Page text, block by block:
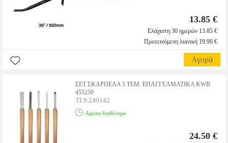
13.85 €
Ελάχιστη 30 ημερών 13.85 €
Προτεινόμενη λιανική 19.90 €
Αγορά
ΣΕΤ ΣΚΑΡΠΕΛΑ 5 TEM. ΕΠΑΓΓΕΛΜΑΤΙΚΑ KWB
455250
TLS.240142
Αμεσα διαθέσιμο
24.50 €